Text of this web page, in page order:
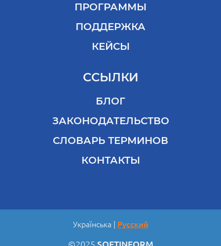
ПРОГРАММЫ
ПОДДЕРЖКА
КЕЙСЫ
ССЫЛКИ
БЛОГ
ЗАКОНОДАТЕЛЬСТВО
СЛОВАРЬ ТЕРМИНОВ
КОНТАКТЫ
Українська Русский
©2025 SOFTINFORM